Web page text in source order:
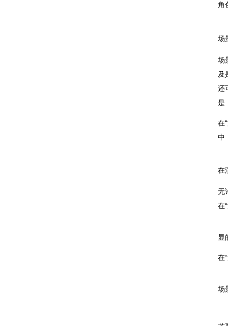
角
场
场
及
还
是
在
中
在
无
在
显
在
场